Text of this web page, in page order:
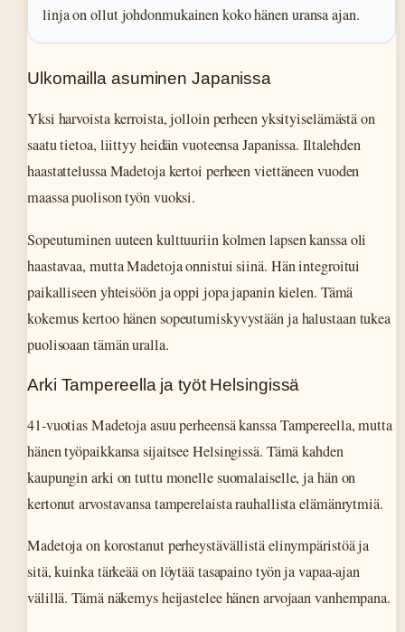
linja on ollut johdonmukainen koko hänen uransa ajan.
Ulkomailla asuminen Japanissa
Yksi harvoista kerroista, jolloin perheen yksityiselämästä on
saatu tietoa, liittyy heidän vuoteensa Japanissa. Iltalehden
haastattelussa Madetoja kertoi perheen viettäneen vuoden
maassa puolison työn vuoksi.
Sopeutuminen uuteen kulttuuriin kolmen lapsen kanssa oli
haastavaa, mutta Madetoja onnistui siinä. Hän integroitui
paikalliseen yhteisöön ja oppi jopa japanin kielen. Tämä
kokemus kertoo hänen sopeutumiskyvystään ja halustaan tukea
puolisoaan tämän uralla.
Arki Tampereella ja työt Helsingissä
41-vuotias Madetoja asuu perheensä kanssa Tampereella, mutta
hänen työpaikkansa sijaitsee Helsingissä. Tämä kahden
kaupungin arki on tuttu monelle suomalaiselle, ja hän on
kertonut arvostavansa tamperelaista rauhallista elämänrytmiä.
Madetoja on korostanut perheystävällistä elinympäristöä ja
sitä, kuinka tärkeää on löytää tasapaino työn ja vapaa-ajan
välillä. Tämä näkemys heijastelee hänen arvojaan vanhempana.